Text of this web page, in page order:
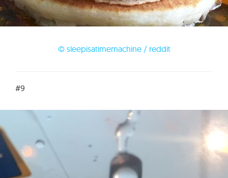
© sleepisatimemachine / reddit
#9